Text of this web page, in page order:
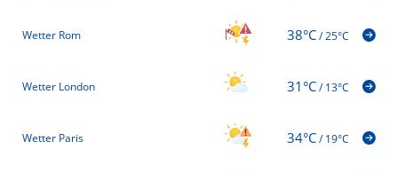
Wetter Rom 38°C/25°C
Wetter London 31°C/13°C
Wetter Paris 34°C/19°C